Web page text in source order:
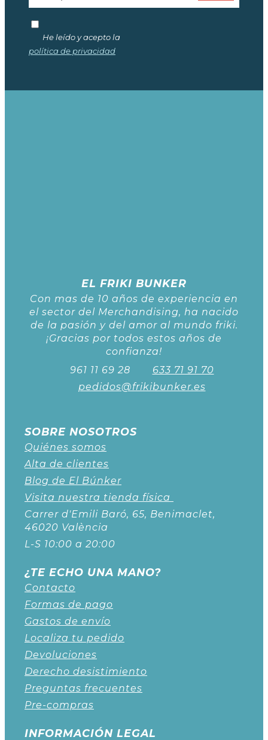
He leído y acepto la
política de privacidad
EL FRIKI BUNKER
Con mas de 10 años de experiencia en
el sector del Merchandising, ha nacido
de la pasión y del amor al mundo friki.
¡Gracias por todos estos años de
confianza!
961 11 69 28
633 71 91 70
pedidos@frikibunker.es
SOBRE NOSOTROS
Quiénes somos
Alta de clientes
Blog de El Búnker
Visita nuestra tienda física
Carrer d'Emili Baró, 65, Benimaclet,
46020 València
L-S 10:00 a 20:00
¿TE ECHO UNA MANO?
Contacto
Formas de pago
Gastos de envío
Localiza tu pedido
Devoluciones
Derecho desistimiento
Preguntas frecuentes
Pre-compras
INFORMACIÓN LEGAL